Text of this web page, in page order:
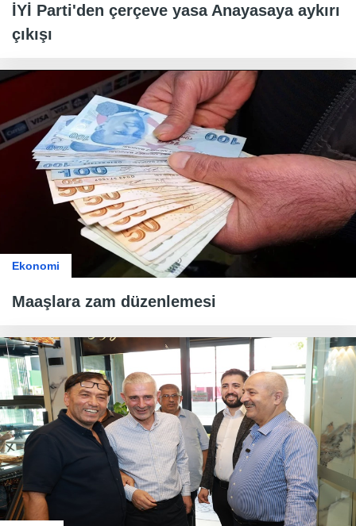
İYİ Parti'den çerçeve yasa Anayasaya aykırı
çıkışı
Ekonomi
Maaşlara zam düzenlemesi